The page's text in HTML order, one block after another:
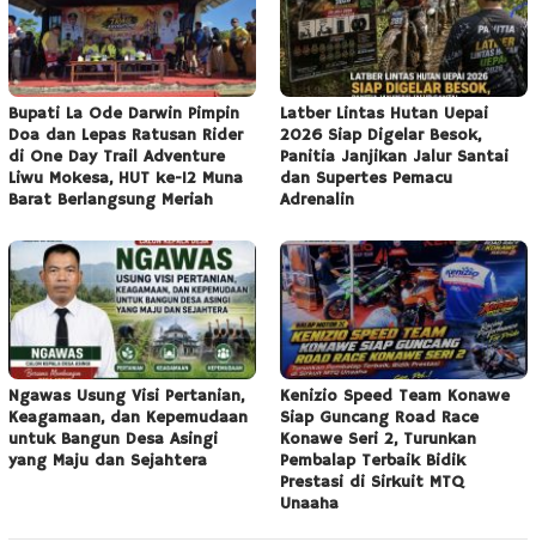
Bupati La Ode Darwin Pimpin
Doa dan Lepas Ratusan Rider
di One Day Trail Adventure
Liwu Mokesa, HUT ke-12 Muna
Barat Berlangsung Meriah
Latber Lintas Hutan Uepai
2026 Siap Digelar Besok,
Panitia Janjikan Jalur Santai
dan Supertes Pemacu
Adrenalin
Ngawas Usung Visi Pertanian,
Keagamaan, dan Kepemudaan
untuk Bangun Desa Asingi
yang Maju dan Sejahtera
Kenizio Speed Team Konawe
Siap Guncang Road Race
Konawe Seri 2, Turunkan
Pembalap Terbaik Bidik
Prestasi di Sirkuit MTQ
Unaaha